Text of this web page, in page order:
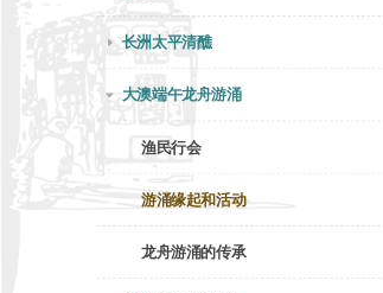
长洲太平清醮
大澳端午龙舟游涌
渔民行会
游涌缘起和活动
龙舟游涌的传承